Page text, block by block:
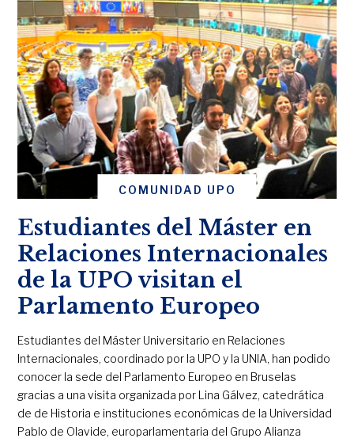
COMUNIDAD UPO
Estudiantes del Máster en
Relaciones Internacionales
de la UPO visitan el
Parlamento Europeo
Estudiantes del Máster Universitario en Relaciones
Internacionales, coordinado por la UPO y la UNIA, han podido
conocer la sede del Parlamento Europeo en Bruselas
gracias a una visita organizada por Lina Gálvez, catedrática
de de Historia e instituciones económicas de la Universidad
Pablo de Olavide, europarlamentaria del Grupo Alianza